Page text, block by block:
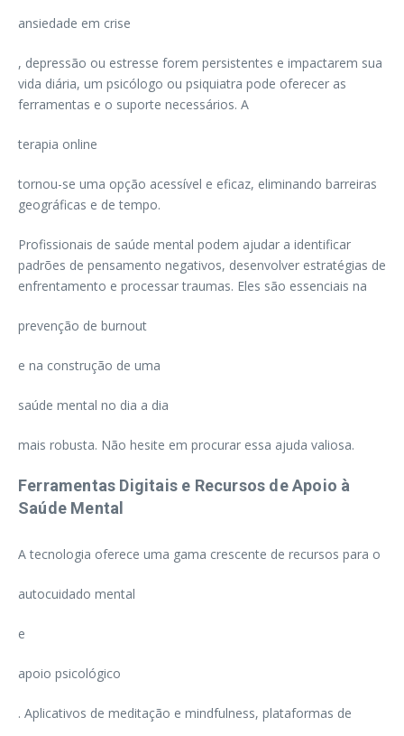
ansiedade em crise
, depressão ou estresse forem persistentes e impactarem sua
vida diária, um psicólogo ou psiquiatra pode oferecer as
ferramentas e o suporte necessários. A
terapia online
tornou-se uma opção acessível e eficaz, eliminando barreiras
geográficas e de tempo.
Profissionais de saúde mental podem ajudar a identificar
padrões de pensamento negativos, desenvolver estratégias de
enfrentamento e processar traumas. Eles são essenciais na
prevenção de burnout
e na construção de uma
saúde mental no dia a dia
mais robusta. Não hesite em procurar essa ajuda valiosa.
Ferramentas Digitais e Recursos de Apoio à
Saúde Mental
A tecnologia oferece uma gama crescente de recursos para o
autocuidado mental
e
apoio psicológico
. Aplicativos de meditação e mindfulness, plataformas de